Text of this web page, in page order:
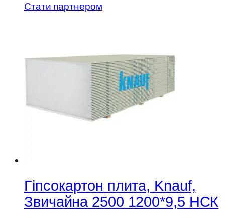
Стати партнером
Гіпсокартон плита, Knauf,
Звичайна 2500 1200*9,5 НСК